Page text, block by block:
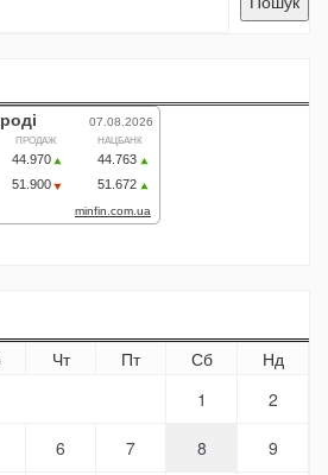
Чт Пт Сб
Нд
1
2
6 7 8 9